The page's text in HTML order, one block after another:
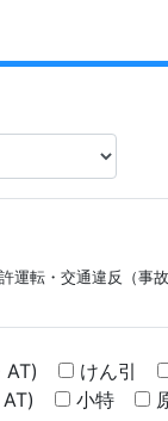
運転・交通違反（事
AT) けん引
小特